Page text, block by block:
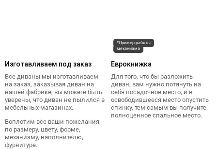
Изготавливаем под заказ
Все диваны мы изготавливаем
на заказ, заказывая диван на
нашей фабрике, вы можете быть
уверены, что диван не пылился в
мебельных магазинах.
Воплотим все ваши пожелания
по размеру, цвету, форме,
механизму, наполнителю,
фурнитуре.
*Пример работы
механизма
Еврокнижка
Для того, что бы разложить
диван, вам нужно потянуть на
себя посадочное место, и в
освободившееся место опустить
спинку, тем самым вы получите
полноценное спальное место.